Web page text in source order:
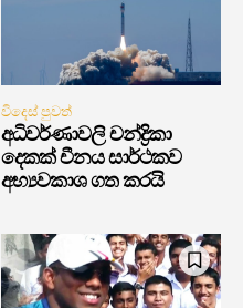
විදෙස් පුවත්
අධිවර්ණාවලි චන්ද්‍රිකා
දෙකක් චීනය සාර්ථකව
අභ්‍යවකාශ ගත කරයි